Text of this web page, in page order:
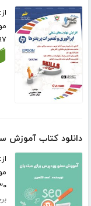
۱۹۷
دانلود کتاب آموزش
از:
۳۰